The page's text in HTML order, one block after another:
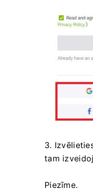
3.
tam
Piezīme.